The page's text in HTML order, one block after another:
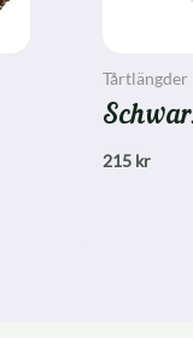
Tårtlängder
215 kr